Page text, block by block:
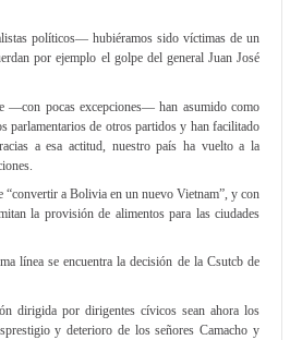
políticos— hubiéramos sido víctimas de un
por ejemplo el golpe del general Juan José
—con pocas excepciones— han asumido como
parlamentarios de otros partidos y han facilitado
a esa actitud, nuestro país ha vuelto a la
“convertir a Bolivia en un nuevo Vietnam”, y con
la provisión de alimentos para las ciudades
línea se encuentra la decisión de la Csutcb de
dirigida por dirigentes cívicos sean ahora los
y deterioro de los señores Camacho y